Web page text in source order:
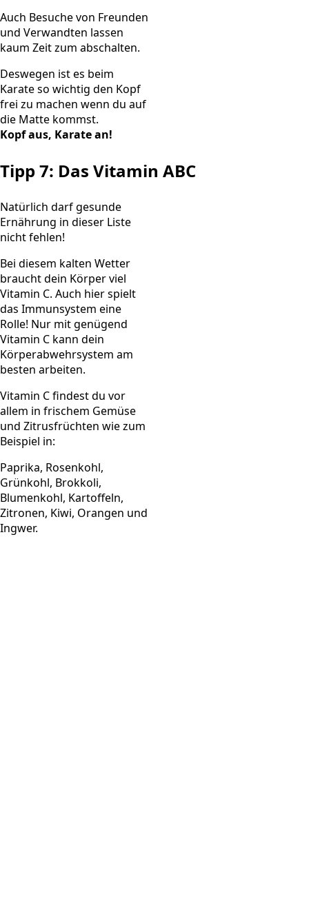
Auch Besuche von Freunden
und Verwandten lassen
kaum Zeit zum abschalten.
Deswegen ist es beim
Karate so wichtig den Kopf
frei zu machen wenn du auf
die Matte kommst.
Kopf aus, Karate an!
Tipp 7: Das Vitamin ABC
Natürlich darf gesunde
Ernährung in dieser Liste
nicht fehlen!
Bei diesem kalten Wetter
braucht dein Körper viel
Vitamin C. Auch hier spielt
das Immunsystem eine
Rolle! Nur mit genügend
Vitamin C kann dein
Körperabwehrsystem am
besten arbeiten.
Vitamin C findest du vor
allem in frischem Gemüse
und Zitrusfrüchten wie zum
Beispiel in:
Paprika, Rosenkohl,
Grünkohl, Brokkoli,
Blumenkohl, Kartoffeln,
Zitronen, Kiwi, Orangen und
Ingwer.